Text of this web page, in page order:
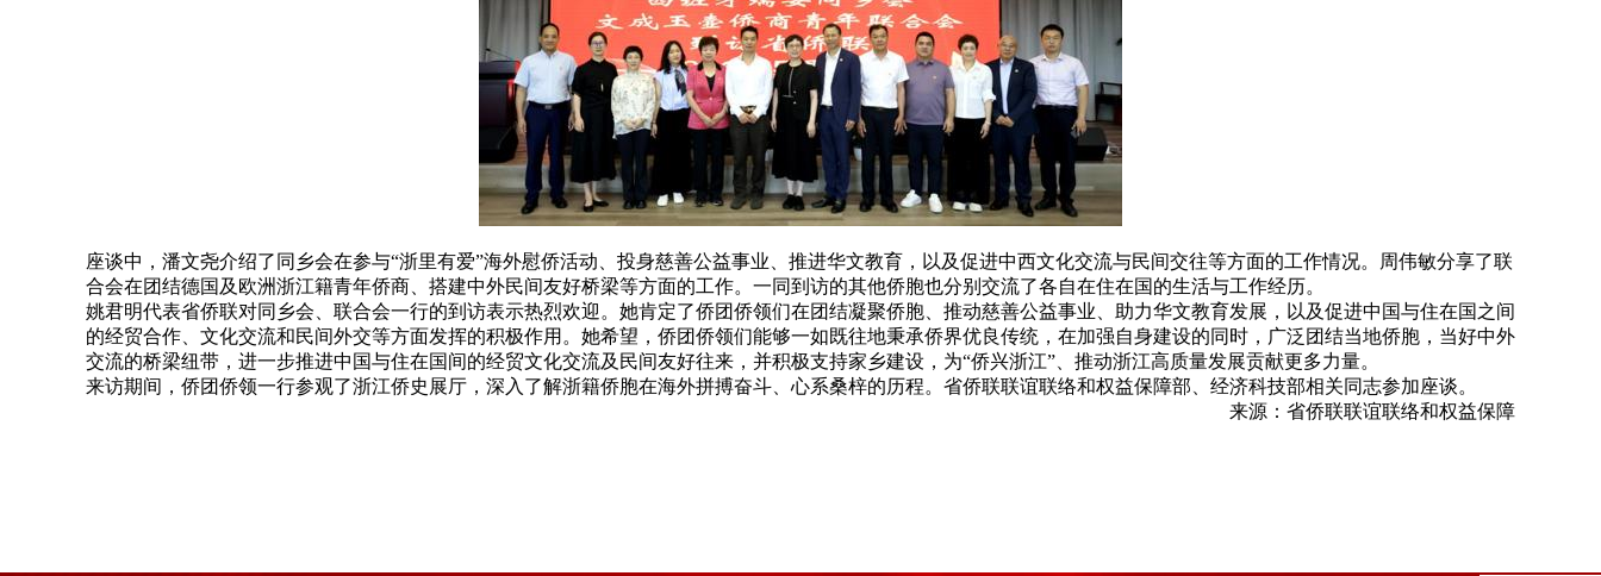
座谈中，潘文尧介绍了同乡会在参与“浙里有爱”海外慰侨活动、投身慈善公益事业、推进华文教育，以及促进中西文化交流与民间交往等方面的工作情况。周伟敏分享了联
合会在团结德国及欧洲浙江籍青年侨商、搭建中外民间友好桥梁等方面的工作。一同到访的其他侨胞也分别交流了各自在住在国的生活与工作经历。
姚君明代表省侨联对同乡会、联合会一行的到访表示热烈欢迎。她肯定了侨团侨领们在团结凝聚侨胞、推动慈善公益事业、助力华文教育发展，以及促进中国与住在国之间
的经贸合作、文化交流和民间外交等方面发挥的积极作用。她希望，侨团侨领们能够一如既往地秉承侨界优良传统，在加强自身建设的同时，广泛团结当地侨胞，当好中外
交流的桥梁纽带，进一步推进中国与住在国间的经贸文化交流及民间友好往来，并积极支持家乡建设，为“侨兴浙江”、推动浙江高质量发展贡献更多力量。
来访期间，侨团侨领一行参观了浙江侨史展厅，深入了解浙籍侨胞在海外拼搏奋斗、心系桑梓的历程。省侨联联谊联络和权益保障部、经济科技部相关同志参加座谈。
来源：省侨联联谊联络和权益保障